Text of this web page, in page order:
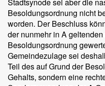
Besoldungsordnung nicht
worden. Der Beschluss
der nunmehr in A
Besoldungsordnung
Gemeindezulage sei
Teil des auf Grund der
Gehalts, sondern eine